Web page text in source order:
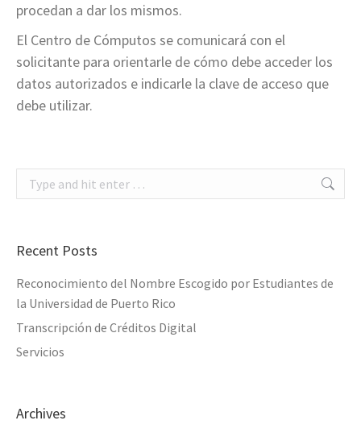
procedan a dar los mismos.
El Centro de Cómputos se comunicará con el
solicitante para orientarle de cómo debe acceder los
datos autorizados e indicarle la clave de acceso que
debe utilizar.
Search:
Recent Posts
Reconocimiento del Nombre Escogido por Estudiantes de
la Universidad de Puerto Rico
Transcripción de Créditos Digital
Servicios
Archives